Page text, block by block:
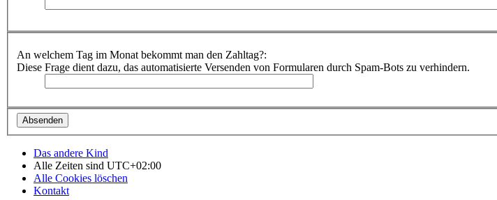
An welchem Tag im Monat bekommt man den Zahltag?:
Diese Frage dient dazu, das automatisierte Versenden von Formularen durch Spam-Bots zu verhindern.
Das andere Kind
Alle Zeiten sind UTC+02:00
Alle Cookies löschen
Kontakt